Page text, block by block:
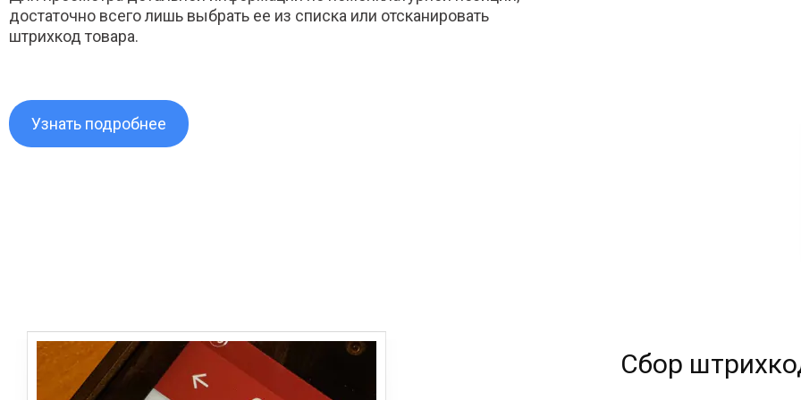
достаточно всего лишь выбрать ее из списка или отсканировать
штрихкод товара.
Узнать подробнее
Сбор